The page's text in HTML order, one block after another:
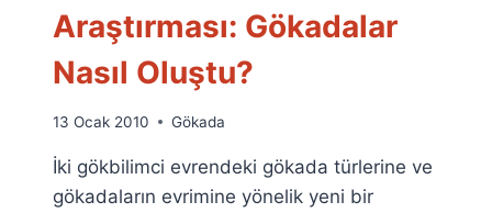
Araştırması: Gökadalar
Nasıl Oluştu?
By
Fuat
Özyar
13 Ocak 2010 Gökada
İki gökbilimci evrendeki gökada türlerine ve
gökadaların evrimine yönelik yeni bir